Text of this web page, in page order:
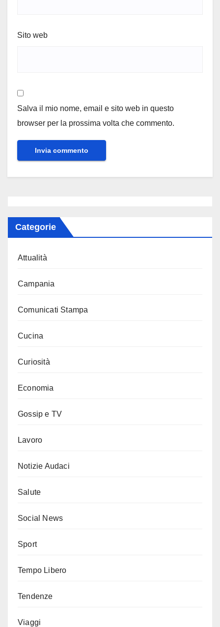
Sito web
Salva il mio nome, email e sito web in questo
browser per la prossima volta che commento.
Categorie
Attualità
Campania
Comunicati Stampa
Cucina
Curiosità
Economia
Gossip e TV
Lavoro
Notizie Audaci
Salute
Social News
Sport
Tempo Libero
Tendenze
Viaggi